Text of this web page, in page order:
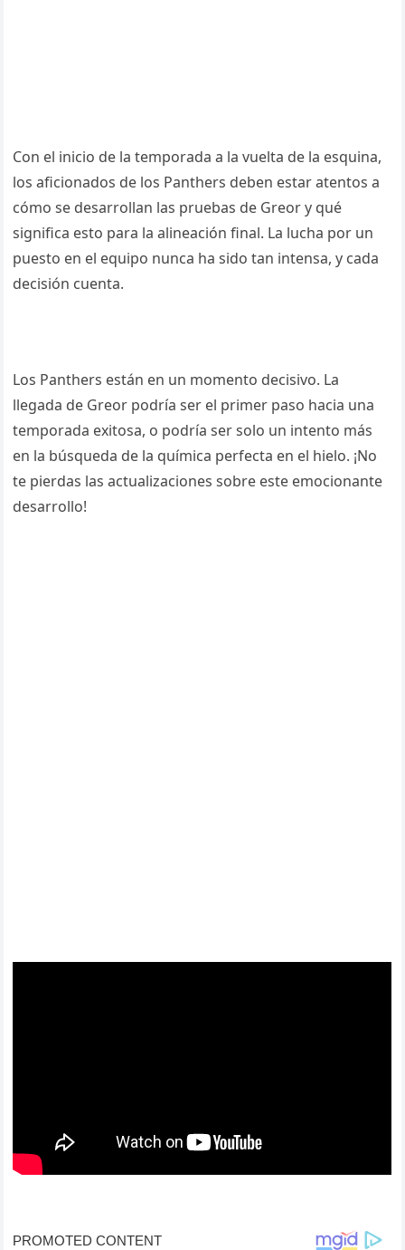
Con el inicio de la temporada a la vuelta de la esquina,
los aficionados de los Panthers deben estar atentos a
cómo se desarrollan las pruebas de Greor y qué
significa esto para la alineación final. La lucha por un
puesto en el equipo nunca ha sido tan intensa, y cada
decisión cuenta.
Los Panthers están en un momento decisivo. La
llegada de Greor podría ser el primer paso hacia una
temporada exitosa, o podría ser solo un intento más
en la búsqueda de la química perfecta en el hielo. ¡No
te pierdas las actualizaciones sobre este emocionante
desarrollo!